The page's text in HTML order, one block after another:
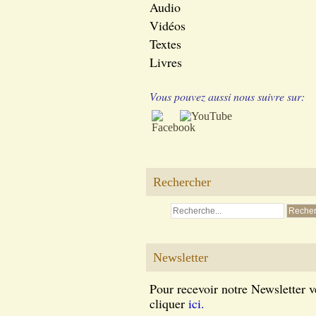
Audio
Vidéos
Textes
Livres
Vous pouvez aussi nous suivre sur:
Rechercher
Newsletter
Pour recevoir notre Newsletter
cliquer ici.